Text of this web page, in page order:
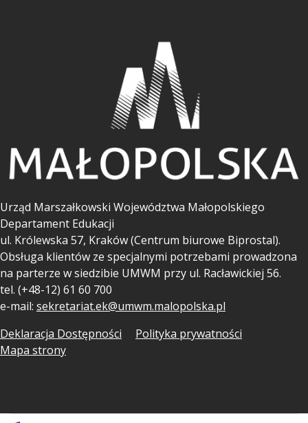
Urząd Marszałkowski Województwa Małopolskiego
Departament Edukacji
ul. Królewska 57, Kraków (Centrum biurowe Biprostal).
Obsługa klientów ze specjalnymi potrzebami prowadzona
na parterze w siedzibie UMWM przy ul. Racławickiej 56.
tel. (+48-12) 61 60 700
e-mail: sekretariat.ek@umwm.malopolska.pl
Deklaracja Dostępności
Polityka prywatności
Mapa strony